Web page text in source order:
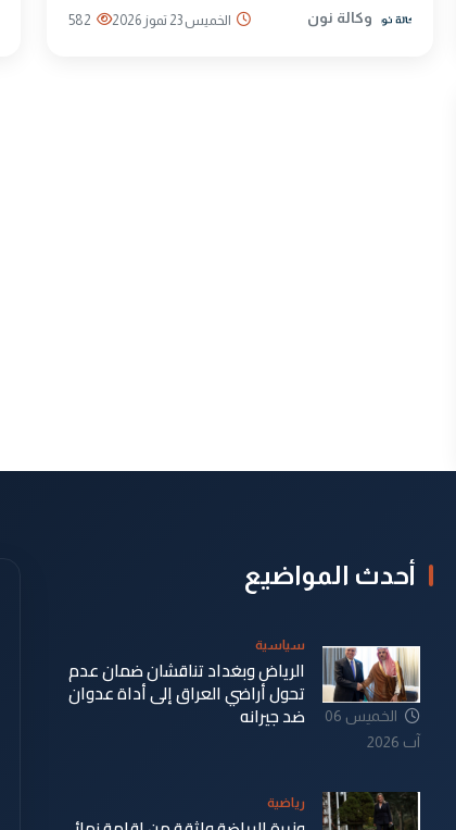
وكالة نون الخميس 23 تموز 2026 582
أحدث المواضيع
الخميس 06
آب 2026
سياسية
الرياض وبغداد تناقشان ضمان عدم
تحول أراضي العراق إلى أداة عدوان
ضد جيرانه
رياضية